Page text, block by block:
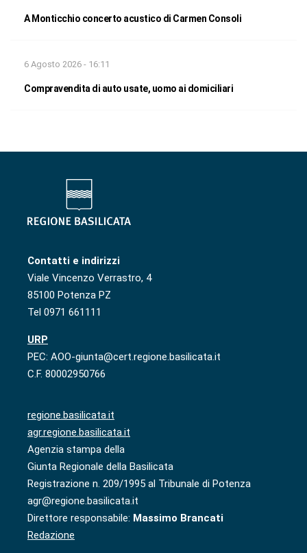
A Monticchio concerto acustico di Carmen Consoli
6 Agosto 2026 - 16:11
Compravendita di auto usate, uomo ai domiciliari
Contatti e indirizzi
Viale Vincenzo Verrastro, 4
85100 Potenza PZ
Tel 0971 661111
URP
PEC: AOO-giunta@cert.regione.basilicata.it
C.F. 80002950766
regione.basilicata.it
agr.regione.basilicata.it
Agenzia stampa della
Giunta Regionale della Basilicata
Registrazione n. 209/1995 al Tribunale di Potenza
agr@regione.basilicata.it
Direttore responsabile: Massimo Brancati
Redazione